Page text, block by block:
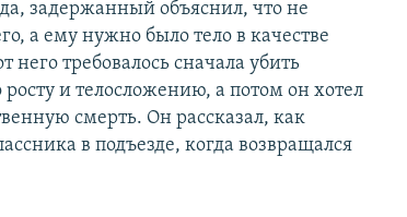
задержанный объяснил, что не
а ему нужно было тело в качестве
него требовалось сначала убить
и телосложению, а потом он хотел
смерть. Он рассказал, как
в подъезде, когда возвращался